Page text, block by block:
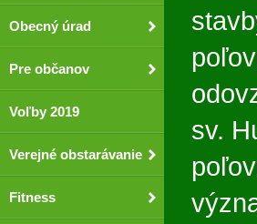
Obecný úrad
Pre občanov
Voľby 2019
Verejné obstarávanie
Fitness
sv.